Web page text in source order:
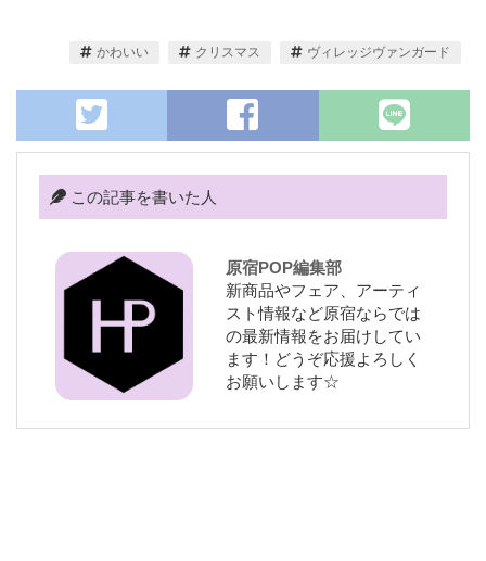
かわいい クリスマス ヴィレッジヴァンガード
この記事を書いた人
原宿POP編集部
新商品やフェア、アーティ
スト情報など原宿ならでは
の最新情報をお届けしてい
ます！どうぞ応援よろしく
お願いします☆